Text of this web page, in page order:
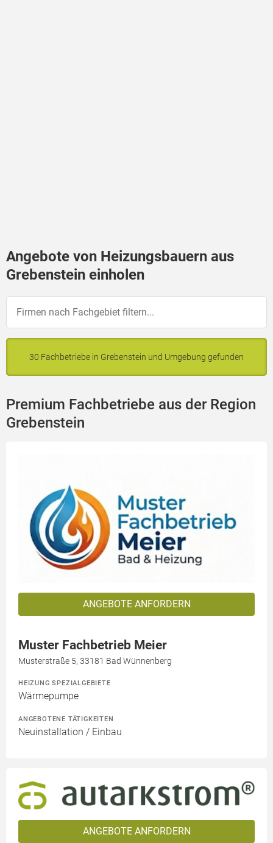
Angebote von Heizungsbauern aus
Grebenstein einholen
30 Fachbetriebe in Grebenstein und Umgebung gefunden
Premium Fachbetriebe aus der Region
Grebenstein
ANGEBOTE ANFORDERN
Muster Fachbetrieb Meier
Musterstraße 5, 33181 Bad Wünnenberg
HEIZUNG SPEZIALGEBIETE
Wärmepumpe
ANGEBOTENE TÄTIGKEITEN
Neuinstallation / Einbau
ANGEBOTE ANFORDERN